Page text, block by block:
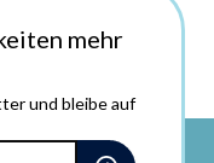
mehr
und bleibe auf